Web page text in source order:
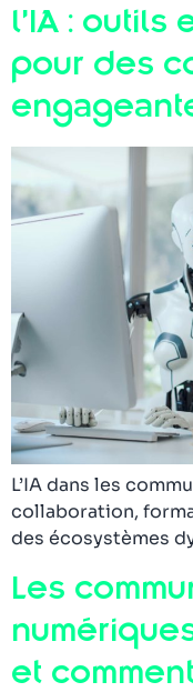
l’IA : outils
pour des
L’IA dans les
collaboration,
des écosystèmes
Les
et